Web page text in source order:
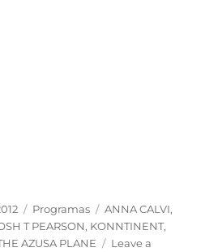
Categories
Programas Tags
ANNA CALVI,
T PEARSON, KONNTINENT,
AZUSA PLANE
Leave a